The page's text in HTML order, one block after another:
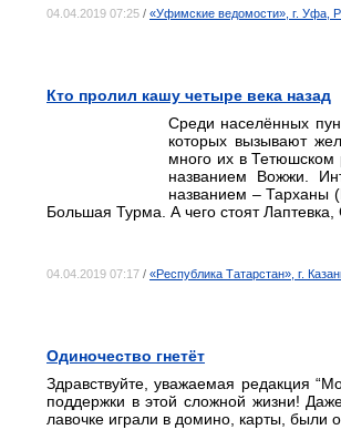
04.04.2019 07:25 / «Уфимские ведомости», г. Уфа,
Кто пролил кашу четыре века назад
Среди населённых
которых вызывают
много их в
названием Вожжи.
названием – Тарханы
Большая Турма. А чего стоят
04.04.2019 07:17 / «Республика Татарстан», г.
Одиночество гнетёт
Здравствуйте, уважаемая редакция
поддержки в этой сложной жизни!
лавочке играли в домино, карты, были